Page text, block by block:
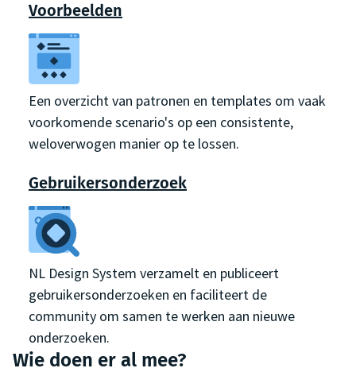
Voorbeelden
Een overzicht van patronen en templates om vaak
voorkomende scenario's op een consistente,
weloverwogen manier op te lossen.
Gebruikersonderzoek
NL Design System verzamelt en publiceert
gebruikersonderzoeken en faciliteert de
community om samen te werken aan nieuwe
onderzoeken.
Wie doen er al mee?